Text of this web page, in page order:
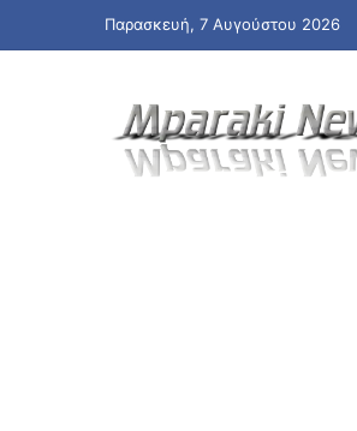
Παρασκευή, 7 Αυγούστου 2026